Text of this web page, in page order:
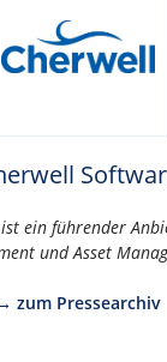
ein führender
und Asset
zum Pressearchiv